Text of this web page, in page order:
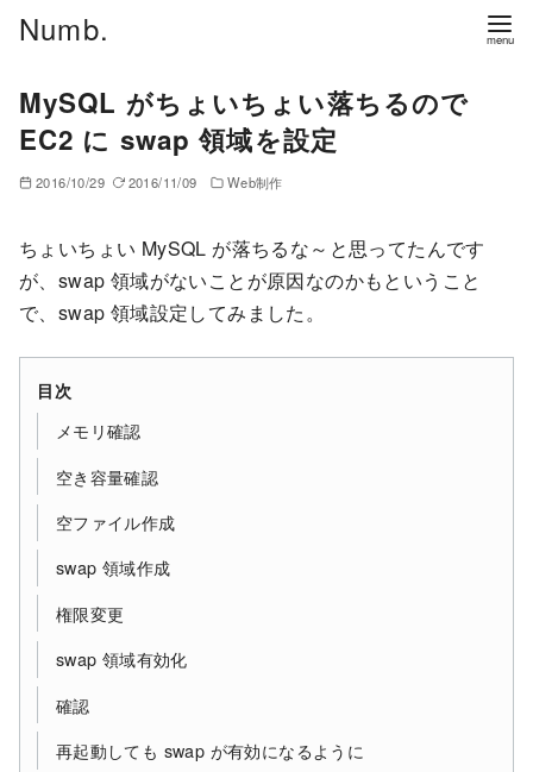
Numb.
MySQL がちょいちょい落ちるので
EC2 に swap 領域を設定
2016/10/29 2016/11/09 Web制作
ちょいちょい MySQL が落ちるな～と思ってたんです
が、swap 領域がないことが原因なのかもということ
で、swap 領域設定してみました。
目次
メモリ確認
空き容量確認
空ファイル作成
swap 領域作成
権限変更
swap 領域有効化
確認
再起動しても swap が有効になるように